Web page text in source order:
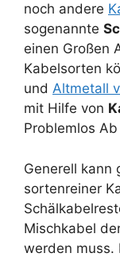
noch andere
sogenannte
einen Großen
Kabelsorten
und Altmetall
mit Hilfe von
Problemlos
Generell kann
sortenreiner
Mischkabel
werden muss.